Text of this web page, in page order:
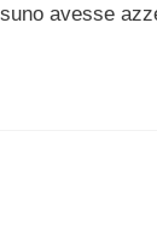
avesse